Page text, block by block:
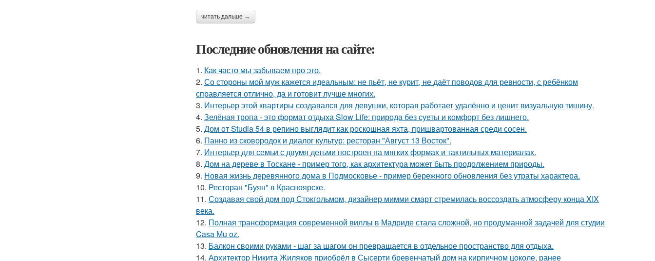
читать дальше →
Последние обновления на сайте:
1. Как часто мы забываем про это.
2. Со стороны мой муж кажется идеальным: не пьёт, не курит, не даёт поводов для ревности, с ребёнком
справляется отлично, да и готовит лучше многих.
3. Интерьер этой квартиры создавался для девушки, которая работает удалённо и ценит визуальную тишину.
4. Зелёная тропа - это формат отдыха Slow Life: природа без суеты и комфорт без лишнего.
5. Дом от Studia 54 в репино выглядит как роскошная яхта, пришвартованная среди сосен.
6. Панно из сковородок и диалог культур: ресторан "Август 13 Восток".
7. Интерьер для семьи с двумя детьми построен на мягких формах и тактильных материалах.
8. Дом на дереве в Тоскане - пример того, как архитектура может быть продолжением природы.
9. Новая жизнь деревянного дома в Подмосковье - пример бережного обновления без утраты характера.
10. Ресторан "Буян" в Красноярске.
11. Создавая свой дом под Стокгольмом, дизайнер мимми смарт стремилась воссоздать атмосферу конца XIX
века.
12. Полная трансформация современной виллы в Мадриде стала сложной, но продуманной задачей для студии
Casa Mu oz.
13. Балкон своими руками - шаг за шагом он превращается в отдельное пространство для отдыха.
14. Архитектор Никита Жиляков приобрёл в Сысерти бревенчатый дом на кирпичном цоколе, ранее